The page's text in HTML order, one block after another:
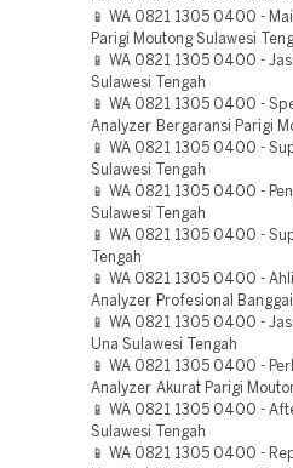
📱 WA 0821 1305 0400 -
Parigi Moutong Sulawesi
📱 WA 0821 1305 0400 -
Sulawesi Tengah
📱 WA 0821 1305 0400 -
Analyzer Bergaransi Parigi
📱 WA 0821 1305 0400 -
Sulawesi Tengah
📱 WA 0821 1305 0400 -
Sulawesi Tengah
📱 WA 0821 1305 0400 -
Tengah
📱 WA 0821 1305 0400 -
Analyzer Profesional
📱 WA 0821 1305 0400 -
Una Sulawesi Tengah
📱 WA 0821 1305 0400 -
Analyzer Akurat Parigi
📱 WA 0821 1305 0400 -
Sulawesi Tengah
📱 WA 0821 1305 0400 -